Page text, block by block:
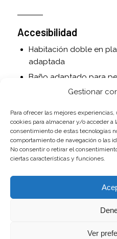
Gestionar
Para ofrecer las mejores
cookies para almacenar y/o acceder a
consentimiento de estas tecnologías
comportamiento de navegación o las
No consentir o retirar el
ciertas características y funciones.
Ver
Accesibilidad
Habitación doble en
adaptada
Baño adaptado para
Servicios adicionales
Cuna de viaje y trona
Juguetes para niños
Cama supletoria
Se admiten mascotas